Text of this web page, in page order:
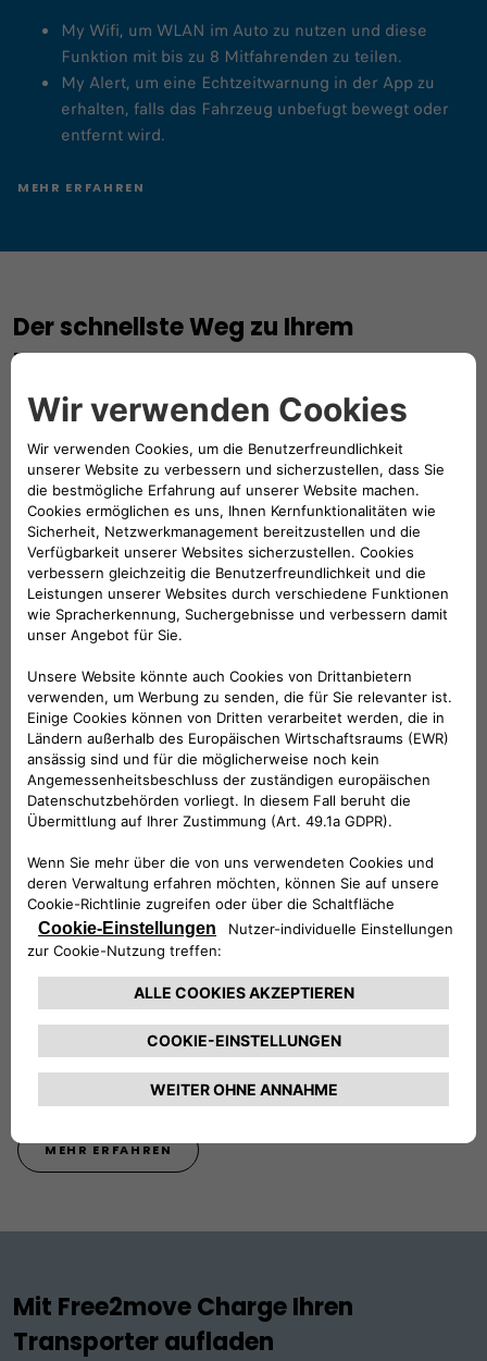
My Wifi, um WLAN im Auto zu nutzen und diese
Funktion mit bis zu 8 Mitfahrenden zu teilen.
My Alert, um eine Echtzeitwarnung in der App zu
erhalten, falls das Fahrzeug unbefugt bewegt oder
entfernt wird.
MEHR ERFAHREN
Der schnellste Weg zu Ihrem
Transporter​
Händlersuche: Finden Sie einen Fiat Professional
Händler in Ihrer Umgebung
JETZT ENTDECKEN
Spoticar: Gebrauchte Transporter von Fiat
MEHR ERFAHREN
Mit Free2move Charge Ihren
Transporter aufladen